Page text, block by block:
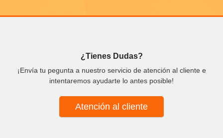
¿Tienes Dudas?
¡Envía tu pegunta a nuestro servicio de atención al cliente e
intentaremos ayudarte lo antes posible!
Atención al cliente